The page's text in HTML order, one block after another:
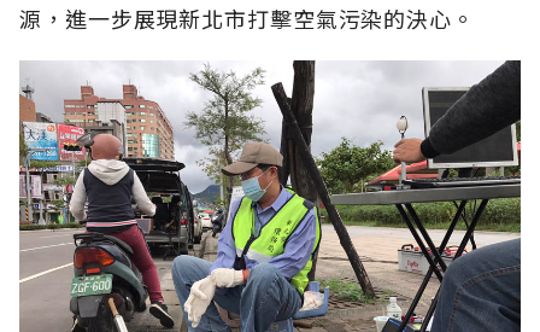
源，進一步展現新北市打擊空氣污染的決心。